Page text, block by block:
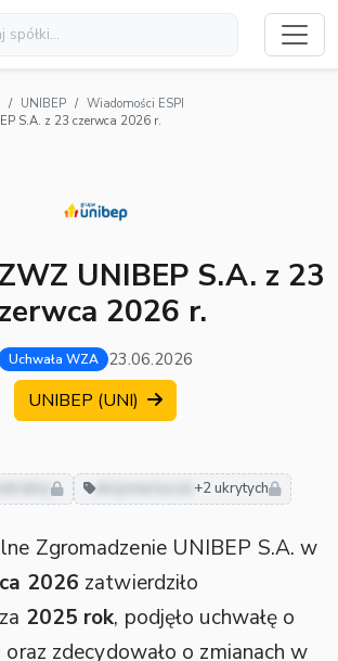
UNIBEP
Wiadomości ESPI
S.A. z 23 czerwca 2026 r.
UNIBEP S.A. z 23
2026 r.
Uchwała WZA 23.06.2026
UNIBEP (UNI)
akcjonariusze +2 ukrytych
Zgromadzenie UNIBEP S.A. w
2026 zatwierdziło
2025 rok, podjęło uchwałę o
zdecydowało o zmianach w